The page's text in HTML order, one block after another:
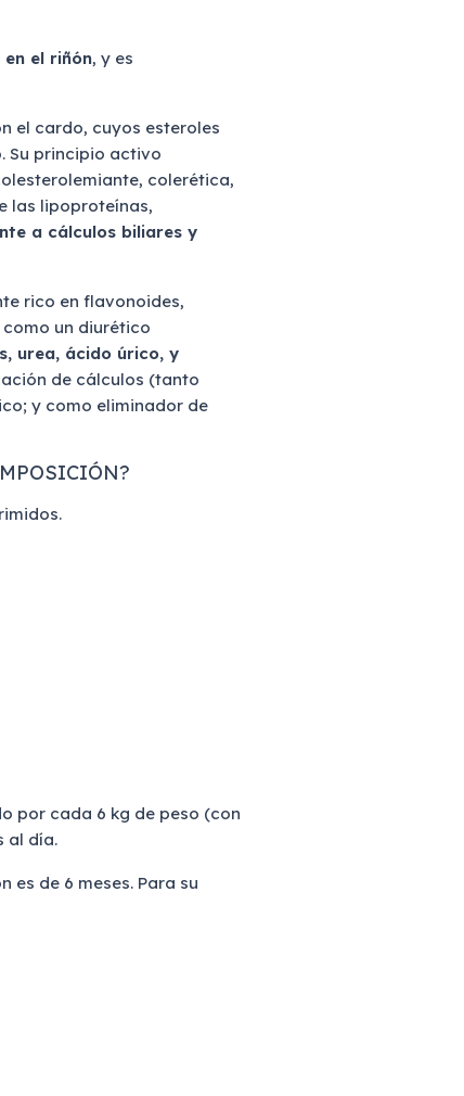
el riñón, y es
el cardo, cuyos esteroles
Su principio activo
colerética,
las lipoproteínas,
a cálculos biliares y
rico en flavonoides,
un diurético
urea, ácido úrico, y
de cálculos (tanto
y como eliminador de
por cada 6 kg de peso (con
al día.
es de 6 meses. Para su